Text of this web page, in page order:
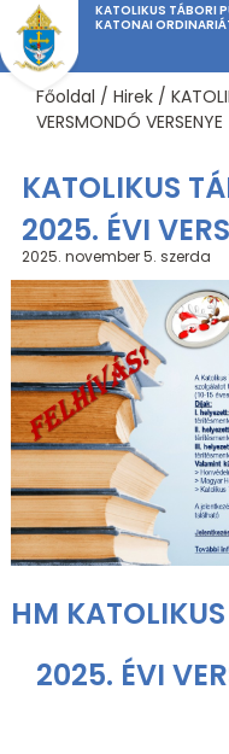
KATOLIKUS TÁBORI
KATONAI
Főoldal /Hirek /
VERSMONDÓ VERSENYE
KATOLIKUS
2025. ÉVI
2025. november 5. szerda
HM
2025. ÉVI